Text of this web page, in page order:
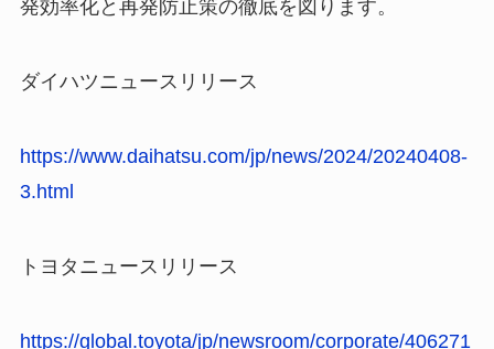
発効率化と再発防止策の徹底を図ります。
ダイハツニュースリリース
https://www.daihatsu.com/jp/news/2024/20240408-
3.html
トヨタニュースリリース
https://global.toyota/jp/newsroom/corporate/406271